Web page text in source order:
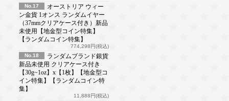
No.17
オーストリア ウィー
ン金貨 1オンス ランダムイヤー
（37mmクリアケース付き）新品
未使用【地金型コイン特集】
【ランダムコイン特集】
774,298円(税込)
No.18
ランダムブランド銀貨
新品未使用 クリアケース付き
【30g~1oz】x【1枚】【地金型コ
イン特集】【ランダムコイン特
集】
11,888円(税込)